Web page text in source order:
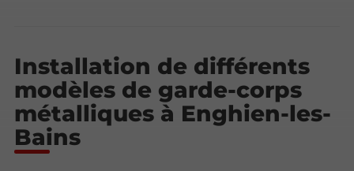
Installation de différents
modèles de garde-corps
métalliques à Enghien-les-
Bains